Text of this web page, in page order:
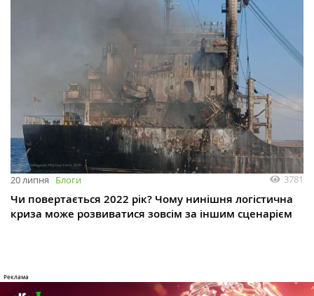
20 липня Блоги 3781
Чи повертається 2022 рік? Чому нинішня логістична
криза може розвиватися зовсім за іншим сценарієм